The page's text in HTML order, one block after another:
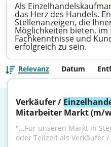
Als
das Herz des Handels.
Stellenanzeigen, die
Möglichkeiten bieten,
Fachkenntnisse und
erfolgreich zu sein.
Relevanz Datum
Verkäufer /
Mitarbeiter Markt (m/
"...Für unseren Markt in
oder Teilzeit als Verkäufer /